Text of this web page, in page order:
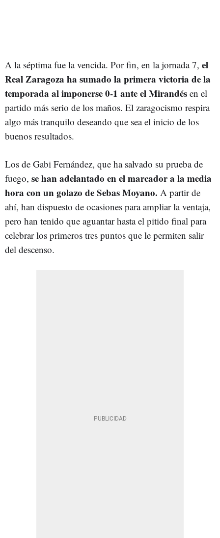
A la séptima fue la vencida. Por fin, en la jornada 7, el
Real Zaragoza ha sumado la primera victoria de la
temporada al imponerse 0-1 ante el Mirandés en el
partido más serio de los maños. El zaragocismo respira
algo más tranquilo deseando que sea el inicio de los
buenos resultados.
Los de Gabi Fernández, que ha salvado su prueba de
fuego, se han adelantado en el marcador a la media
hora con un golazo de Sebas Moyano. A partir de
ahí, han dispuesto de ocasiones para ampliar la ventaja,
pero han tenido que aguantar hasta el pitido final para
celebrar los primeros tres puntos que le permiten salir
del descenso.